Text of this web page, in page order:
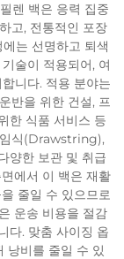
렌 백은 응력 집중
고, 전통적인 포장
는 선명하고 퇴색
술이 적용되어, 여
니다. 적용 분야는
반을 위한 건설, 프
한 식품 서비스 등
임식(Drawstring),
양한 보관 및 취급
에서 이 백은 재활
줄일 수 있으므로
운송 비용을 절감
다. 맞춤 사이징 옵
낭비를 줄일 수 있